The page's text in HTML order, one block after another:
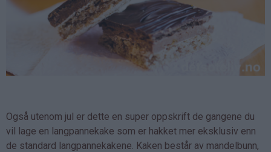
Også utenom jul er dette en super oppskrift de gangene du
vil lage en langpannekake som er hakket mer eksklusiv enn
de standard langpannekakene. Kaken består av mandelbunn,